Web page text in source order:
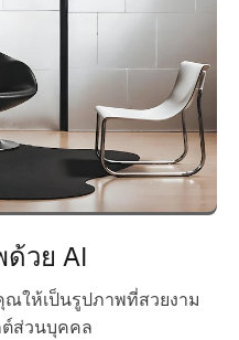
ด้วย AI
ให้เป็นรูปภาพที่สวยงาม
ต์ส่วนบุคคล